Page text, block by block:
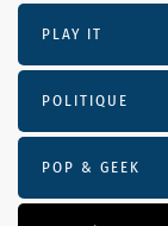
PLAY IT
POLITIQUE
POP & GEEK